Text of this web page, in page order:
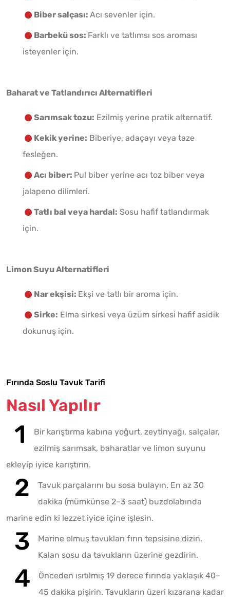
Biber salçası: Acı sevenler için.
Barbekü sos: Farklı ve tatlımsı sos aroması
isteyenler için.
Baharat ve Tatlandırıcı Alternatifleri
Sarımsak tozu: Ezilmiş yerine pratik alternatif.
Kekik yerine: Biberiye, adaçayı veya taze
fesleğen.
Acı biber: Pul biber yerine acı toz biber veya
jalapeno dilimleri.
Tatlı bal veya hardal: Sosu hafif tatlandırmak
için.
Limon Suyu Alternatifleri
Nar ekşisi: Ekşi ve tatlı bir aroma için.
Sirke: Elma sirkesi veya üzüm sirkesi hafif asidik
dokunuş için.
Fırında Soslu Tavuk Tarifi
Nasıl Yapılır
Bir karıştırma kabına yoğurt, zeytinyağı, salçalar,
ezilmiş sarımsak, baharatlar ve limon suyunu
ekleyip iyice karıştırın.
Tavuk parçalarını bu sosa bulayın. En az 30
dakika (mümkünse 2–3 saat) buzdolabında
marine edin ki lezzet iyice içine işlesin.
Marine olmuş tavukları fırın tepsisine dizin.
Kalan sosu da tavukların üzerine gezdirin.
Önceden ısıtılmış 19 derece fırında yaklaşık 40–
45 dakika pişirin. Tavukların üzeri kızarana kadar